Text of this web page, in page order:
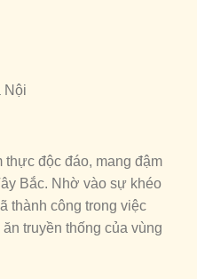
Nội
thực độc đáo, mang đậm
Bắc. Nhờ vào sự khéo
thành công trong việc
truyền thống của vùng